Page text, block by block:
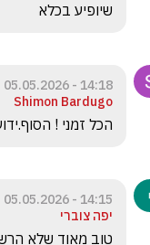
שיופיע בכלא
14:18 - 05.05.2026
Shimon Bardugo
הכל זמני !
14:15 - 05.05.2026
יפה צוברי